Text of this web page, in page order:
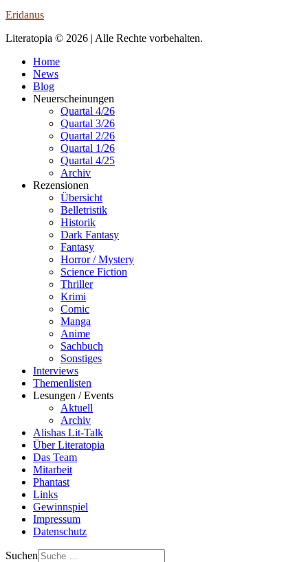
Eridanus
Literatopia © 2026 | Alle Rechte vorbehalten.
Home
News
Blog
Neuerscheinungen
Quartal 4/26
Quartal 3/26
Quartal 2/26
Quartal 1/26
Quartal 4/25
Archiv
Rezensionen
Übersicht
Belletristik
Historik
Dark Fantasy
Fantasy
Horror / Mystery
Science Fiction
Thriller
Krimi
Comic
Manga
Anime
Sachbuch
Sonstiges
Interviews
Themenlisten
Lesungen / Events
Aktuell
Archiv
Alishas Lit-Talk
Über Literatopia
Das Team
Mitarbeit
Phantast
Links
Gewinnspiel
Impressum
Datenschutz
Suchen